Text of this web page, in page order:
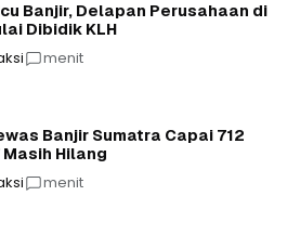
Banjir, Delapan Perusahaan di
Dibidik KLH
menit
Banjir Sumatra Capai 712
Hilang
menit